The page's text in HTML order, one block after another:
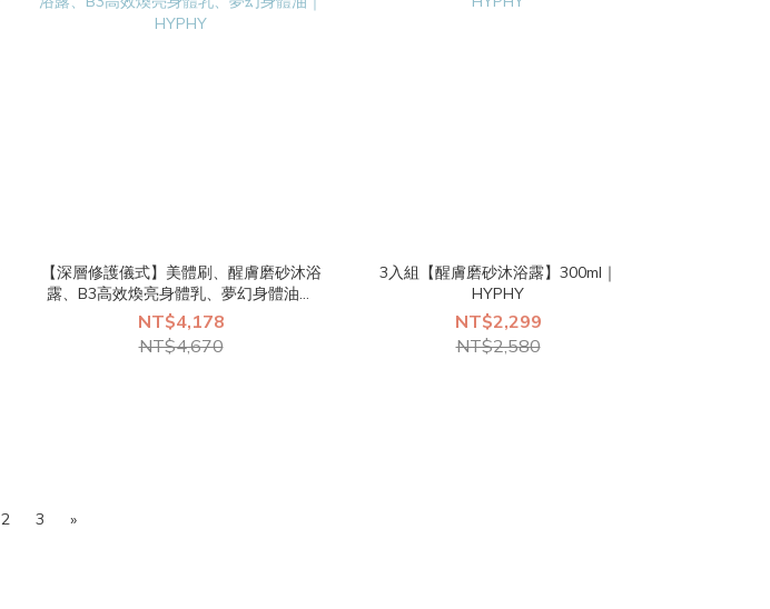
【深層修護儀式】美體刷、醒膚磨砂沐浴
露、B3高效煥亮身體乳、夢幻身體油｜
HYPHY
NT$4,178
NT$4,670
3入組【醒膚磨砂沐浴露】300ml｜
HYPHY
NT$2,299
NT$2,580
2 3 »